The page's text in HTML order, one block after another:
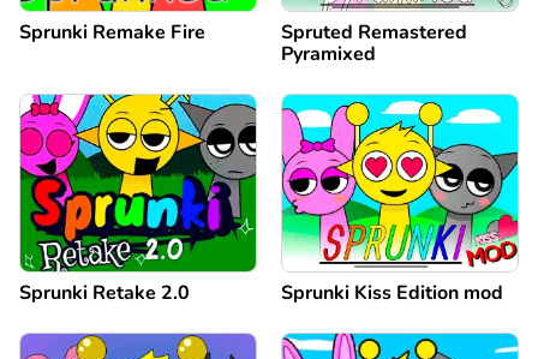
Sprunki Remake Fire
Spruted Remastered
Pyramixed
Sprunki Retake 2.0 Sprunki Kiss Edition mod